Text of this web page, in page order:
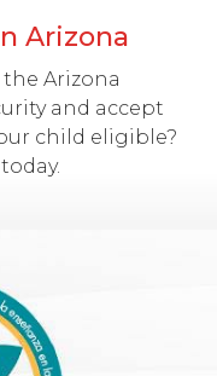
Arizona
Arizona
and accept
child eligible?